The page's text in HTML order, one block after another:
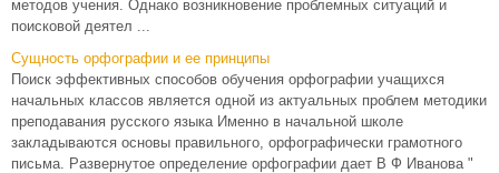
методов учения. Однако возникновение проблемных ситуаций и
поисковой деятел ...
Сущность орфографии и ее принципы
Поиск эффективных способов обучения орфографии учащихся
начальных классов является одной из актуальных проблем методики
преподавания русского языка Именно в начальной школе
закладываются основы правильного, орфографически грамотного
письма. Развернутое определение орфографии дает В Ф Иванова "